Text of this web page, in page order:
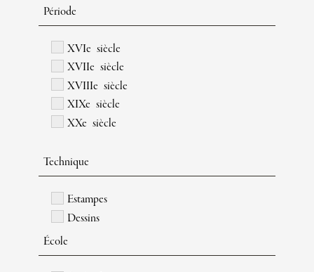
Période
XVIe siècle
XVIIe siècle
XVIIIe siècle
XIXe siècle
XXe siècle
Technique
Estampes
Dessins
École